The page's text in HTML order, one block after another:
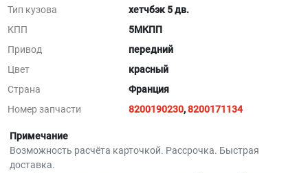
Тип кузова
хетчбэк 5 дв.
КПП
5МКПП
Привод
передний
Цвет
красный
Страна
Франция
Номер запчасти
8200190230,8200171134
Примечание
Возможность расчёта карточкой. Рассрочка. Быстрая
доставка.